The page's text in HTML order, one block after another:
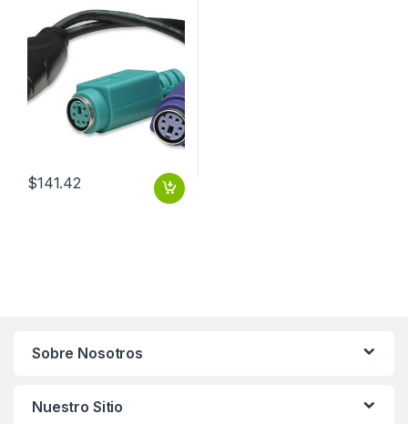
TECLADO Y MOUSE
$141.42
Sobre Nosotros
Nuestro Sitio